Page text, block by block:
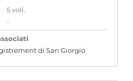
5 voll.
-
di San Giorgio